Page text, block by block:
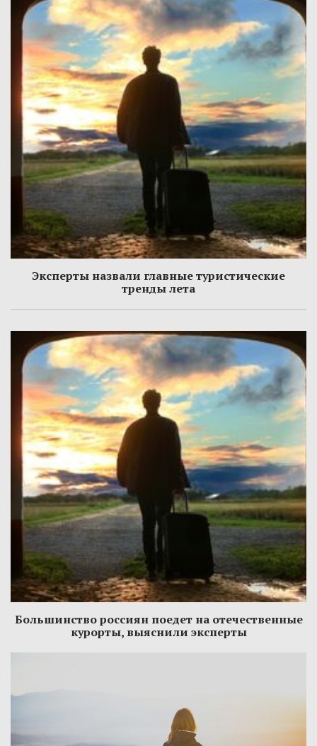
Эксперты назвали главные туристические
тренды лета
Большинство россиян поедет на отечественные
курорты, выяснили эксперты